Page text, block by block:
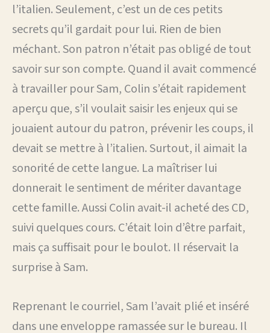
l’italien. Seulement, c’est un de ces petits
secrets qu’il gardait pour lui. Rien de bien
méchant. Son patron n’était pas obligé de tout
savoir sur son compte. Quand il avait commencé
à travailler pour Sam, Colin s’était rapidement
aperçu que, s’il voulait saisir les enjeux qui se
jouaient autour du patron, prévenir les coups, il
devait se mettre à l’italien. Surtout, il aimait la
sonorité de cette langue. La maîtriser lui
donnerait le sentiment de mériter davantage
cette famille. Aussi Colin avait-il acheté des CD,
suivi quelques cours. C’était loin d’être parfait,
mais ça suffisait pour le boulot. Il réservait la
surprise à Sam.
Reprenant le courriel, Sam l’avait plié et inséré
dans une enveloppe ramassée sur le bureau. Il